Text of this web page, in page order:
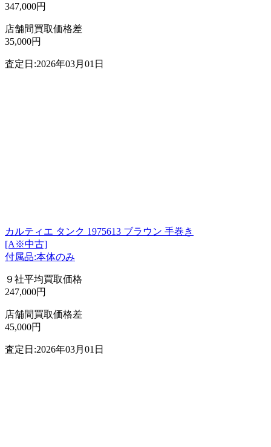
347,000円
店舗間買取価格差
35,000円
査定日:2026年03月01日
カルティエ タンク 1975613 ブラウン 手巻き
[A※中古]
付属品:本体のみ
９社平均買取価格
247,000円
店舗間買取価格差
45,000円
査定日:2026年03月01日